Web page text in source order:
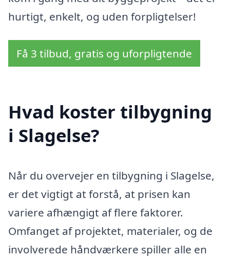
hurtigt, enkelt, og uden forpligtelser!
Få 3 tilbud, gratis og uforpligtende
Hvad koster tilbygning
i Slagelse?
Når du overvejer en tilbygning i Slagelse,
er det vigtigt at forstå, at prisen kan
variere afhængigt af flere faktorer.
Omfanget af projektet, materialer, og de
involverede håndværkere spiller alle en